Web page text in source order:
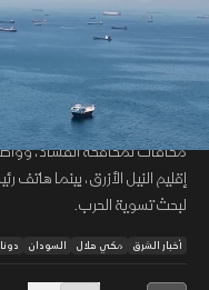
بالعراق
أخبار الشرق
تواجه الملاحة في مضيق هرمز
تحذيرات إيرانية وتأكيد أميركي
مكافآت لمكافحة الفساد،
إقليم النيل الأزرق، بينما هاتف
لبحث تسوية الحرب.
أخبار الشرق مكي هلال السودان